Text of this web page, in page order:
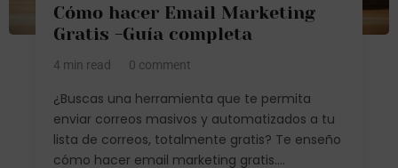
Cómo hacer Email Marketing
Gratis -Guía completa
4 min read 0 comment
¿Buscas una herramienta que te permita
enviar correos masivos y automatizados a tu
lista de correos, totalmente gratis? Te enseño
cómo hacer email marketing gratis....